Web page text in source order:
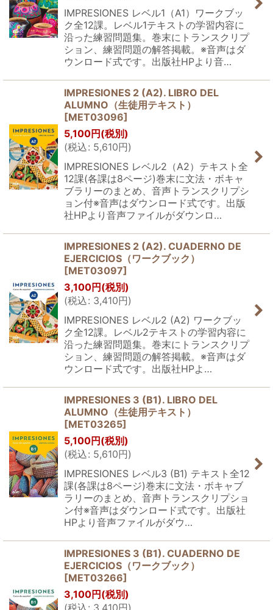
IMPRESIONES レベル1（A1）ワークブッ
ク全12課。レベル1テキストの学習内容に
沿った練習問題集。巻末にトランスクリプ
ション、練習問題の解答掲載。※音声はダ
ウンロード式です。出版社HPより音…
IMPRESIONES 2 (A2). LIBRO DEL
ALUMNO（生徒用テキスト）
[MET03096]
5,100円 (税別)
(税込: 5,610円)
IMPRESIONES レベル2（A2）テキスト全
12課(各課は8ページ)巻末に文法・ボキャ
ブラリーのまとめ、音声トランスクリプシ
ョン付※音声はダウンロード式です。出版
社HPより音声ファイルがダウンロ…
IMPRESIONES 2 (A2). CUADERNO DE
EJERCICIOS（ワークブック）
[MET03097]
3,100円 (税別)
(税込: 3,410円)
IMPRESIONES レベル2 (A2) ワークブッ
ク全12課。レベル2テキストの学習内容に
沿った練習問題集。巻末にトランスクリプ
ション、練習問題の解答掲載。※音声はダ
ウンロード式です。出版社HPよ…
IMPRESIONES 3 (B1). LIBRO DEL
ALUMNO（生徒用テキスト）
[MET03265]
5,100円 (税別)
(税込: 5,610円)
IMPRESIONES レベル3 (B1) テキスト全12
課(各課は8ページ)巻末に文法・ボキャブ
ラリーのまとめ、音声トランスクリプショ
ン付※音声はダウンロード式です。出版社
HPより音声ファイルがダウ…
IMPRESIONES 3 (B1). CUADERNO DE
EJERCICIOS（ワークブック）
[MET03266]
3,100円 (税別)
(税込 : 3,410円)